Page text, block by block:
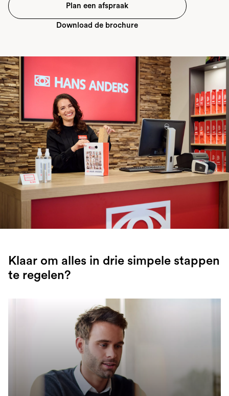
Plan een afspraak
Download de brochure
Klaar om alles in drie simpele stappen
te regelen?